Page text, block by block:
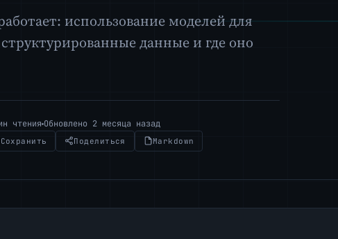
использование моделей для
данные и где оно
чтения Обновлено 2 месяца назад
Сохранить Поделиться Markdown